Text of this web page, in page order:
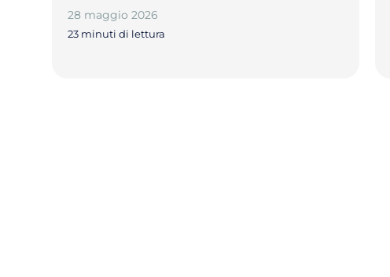
28 maggio 2026
23 minuti di lettura